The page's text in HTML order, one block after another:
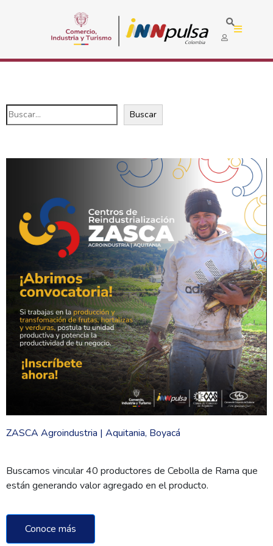
Buscar
ZASCA Agroindustria | Aquitania, Boyacá
Buscamos vincular 40 productores de Cebolla de Rama que
están generando valor agregado en el producto.
Conoce más